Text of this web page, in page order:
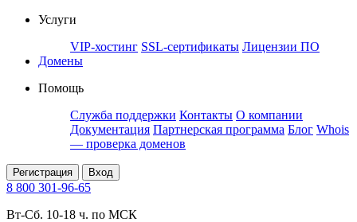
Услуги
VIP-хостинг SSL-сертификаты Лицензии ПО
Домены
Помощь
Служба поддержки Контакты О компании
Документация Партнерская программа Блог Whois
— проверка доменов
Регистрация Вход
8 800 301-96-65
Вт-Сб. 10-18 ч. по МСК